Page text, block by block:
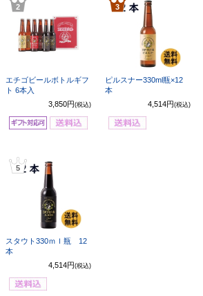
2
エチゴビールボトルギフ
ト 6本入
3,850円 (税込)
3
ピルスナー330ml瓶×12
本
4,514円(税込)
5
スタウト330ｍｌ瓶 12
本
4,514円 (税込)